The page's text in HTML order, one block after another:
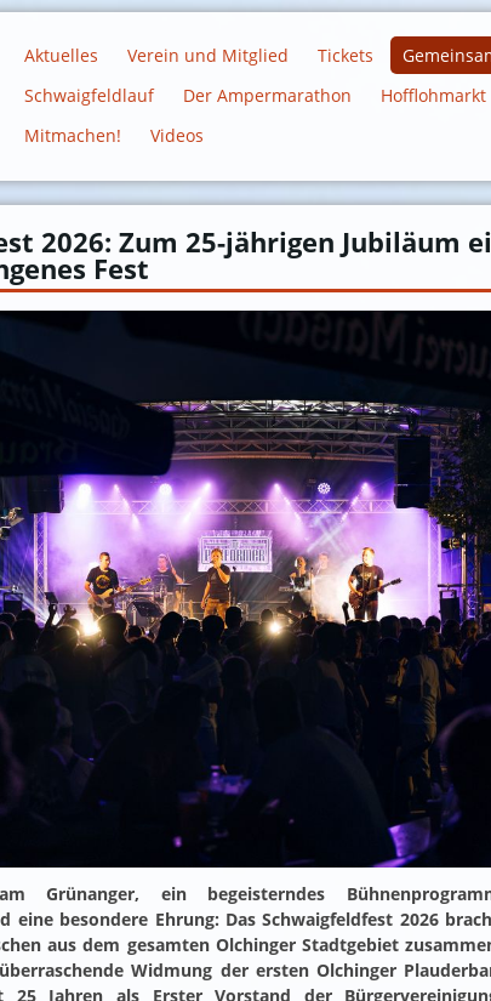
Aktuelles Verein und Mitglied Tickets
Schwaigfeldlauf
Der Ampermarathon Hofflohmarkt
Mitmachen!
Videos
2026: Zum 25-jährigen Jubiläum
Fest
Grünanger, ein begeisterndes
eine besondere Ehrung: Das Schwaigfeldfest 2026
aus dem gesamten Olchinger Stadtgebiet
Widmung der ersten Olchinger
Jahren als Erster Vorstand der